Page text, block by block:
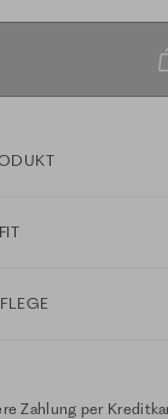
Zahlung per